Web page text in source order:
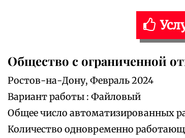
Общество с ограниченной
Ростов-на-Дону, Февраль 2024
Вариант работы : Файловый
Общее число автоматизированных
Количество одновременно